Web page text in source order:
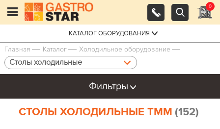
0
КАТАЛОГ ОБОРУДОВАНИЯ
Главная Каталог Холодильное оборудование
Столы холодильные
Фильтры
СТОЛЫ ХОЛОДИЛЬНЫЕ ТММ (152)